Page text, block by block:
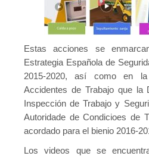
Estas acciones se
Estrategia Española de
2015-2020, así como en
Accidentes de Trabajo que la
Inspección de Trabajo y
Autoridade de Condicioes de
acordado para el bienio 2016-
Los videos que se